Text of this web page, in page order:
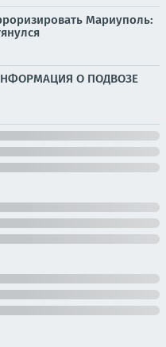
Мариуполь:
О ПОДВОЗЕ